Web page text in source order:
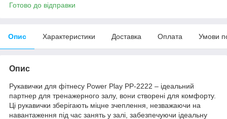
Готово до відправки
Опис Характеристики Доставка Оплата Умови
Опис
Рукавички для фітнесу Power Play PP-2222 – ідеальний
партнер для тренажерного залу, вони створені для комфорту.
Ці рукавички зберігають міцне зчеплення, незважаючи на
навантаження під час занять у залі, забезпечуючи ідеальну